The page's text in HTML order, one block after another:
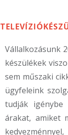
Vállalkozásunk
készülékek
sem műszaki
ügyfeleink
tudják
árakat, amiket